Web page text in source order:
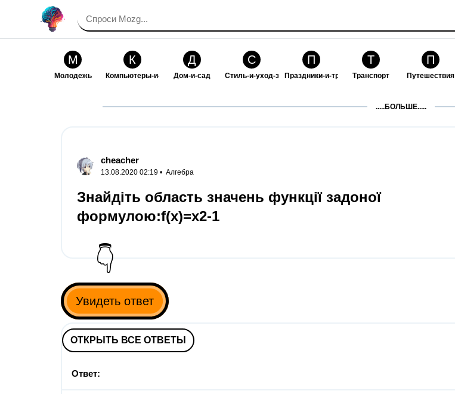
М
Молодежь
К
Компьютеры-и-электроника
Д
Дом-и-сад
С
Стиль-и-уход-за-собой
П
Праздники-и-традиции
Т
Транспорт
П
Путешествия
.....БОЛЬШЕ.....
cheacher
13.08.2020 02:19 • Алгебра
Знайдіть область значень функції задоної
формулою:f(x)=x2-1
👇
Увидеть ответ
ОТКРЫТЬ ВСЕ ОТВЕТЫ
Ответ: